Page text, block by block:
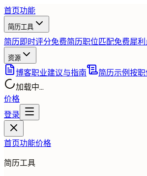
首页功能
简历工具
简历即时评分免费简历职位匹配免费犀
资源
博客职业建议与指南 简历示例按
加载中...
价格
登录
首页功能价格
简历工具